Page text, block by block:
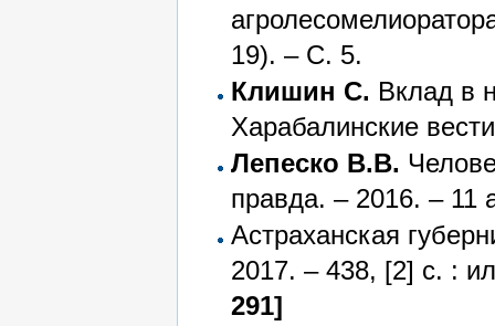
19). – С. 5.
Клишин С. Вклад в
Харабалинские
Лепеско В.В.
правда. – 2016. –
Астраханская
2017. – 438, [2] с. :
291]